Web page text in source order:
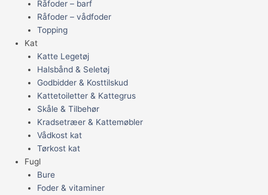
Råfoder – barf
Råfoder – vådfoder
Topping
Kat
Katte Legetøj
Halsbånd & Seletøj
Godbidder & Kosttilskud
Kattetoiletter & Kattegrus
Skåle & Tilbehør
Kradsetræer & Kattemøbler
Vådkost kat
Tørkost kat
Fugl
Bure
Foder & vitaminer